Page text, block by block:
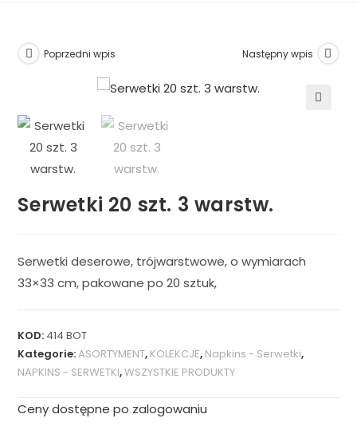
Poprzedni wpis Następny wpis
Serwetki 20 szt. 3 warstw.
Serwetki deserowe, trójwarstwowe, o wymiarach
33×33 cm, pakowane po 20 sztuk,
KOD: 414 BOT
Kategorie:ASORTYMENT, KOLEKCJE, Napkins - Serwetki,
NAPKINS - SERWETKI,WSZYSTKIE PRODUKTY
Ceny dostępne po zalogowaniu